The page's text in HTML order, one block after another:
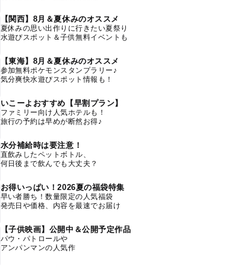
【関西】8月＆夏休みのオススメ
夏休みの思い出作りに行きたい夏祭り
水遊びスポット＆子供無料イベントも
【東海】8月＆夏休みのオススメ
参加無料ポケモンスタンプラリー♪
気分爽快水遊びスポット情報も！
いこーよおすすめ【早割プラン】
ファミリー向け人気ホテルも！
旅行の予約は早めが断然お得♪
水分補給時は要注意！
直飲みしたペットボトル、
何日後まで飲んでも大丈夫？
お得いっぱい！2026夏の福袋特集
早い者勝ち！数量限定の人気福袋
発売日や価格、内容を最速でお届け
【子供映画】公開中＆公開予定作品
パウ・パトロールや
アンパンマンの人気作